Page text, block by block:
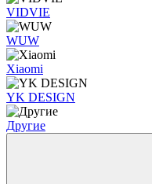
VIDVIE
WUW
Xiaomi
YK DESIGN
Другие